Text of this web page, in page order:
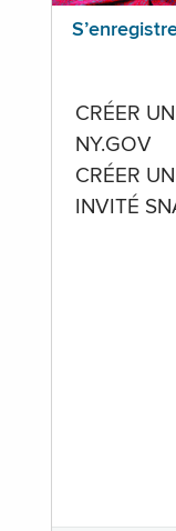
CRÉER
NY.GOV
CRÉER
INVITÉ